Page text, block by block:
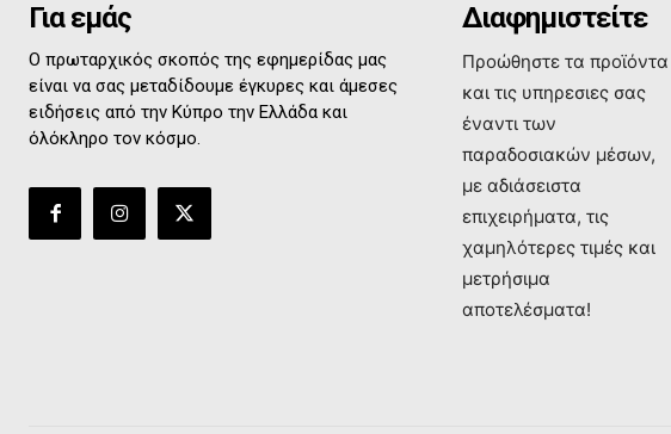
Για εμάς
Ο πρωταρχικός σκοπός της εφημερίδας μας
είναι να σας μεταδίδουμε έγκυρες και άμεσες
ειδήσεις από την Κύπρο την Ελλάδα και
όλόκληρο τον κόσμο.
Διαφημιστείτε
Προώθηστε τα προϊόντα
και τις υπηρεσιες σας
έναντι των
παραδοσιακών μέσων,
με αδιάσειστα
επιχειρήματα, τις
χαμηλότερες τιμές και
μετρήσιμα
αποτελέσματα!